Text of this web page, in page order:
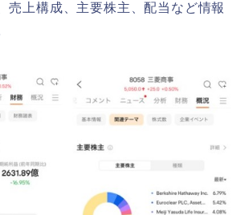
売上構成、主要株主、配当など情報